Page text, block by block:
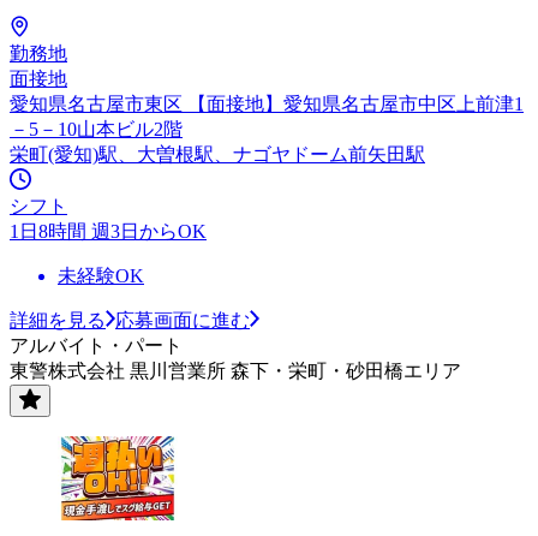
勤務地
面接地
愛知県名古屋市東区 【面接地】愛知県名古屋市中区上前津1
－5－10山本ビル2階
栄町(愛知)駅、大曽根駅、ナゴヤドーム前矢田駅
シフト
1日8時間 週3日からOK
未経験OK
詳細を見る
応募画面に進む
アルバイト・パート
東警株式会社 黒川営業所 森下・栄町・砂田橋エリア